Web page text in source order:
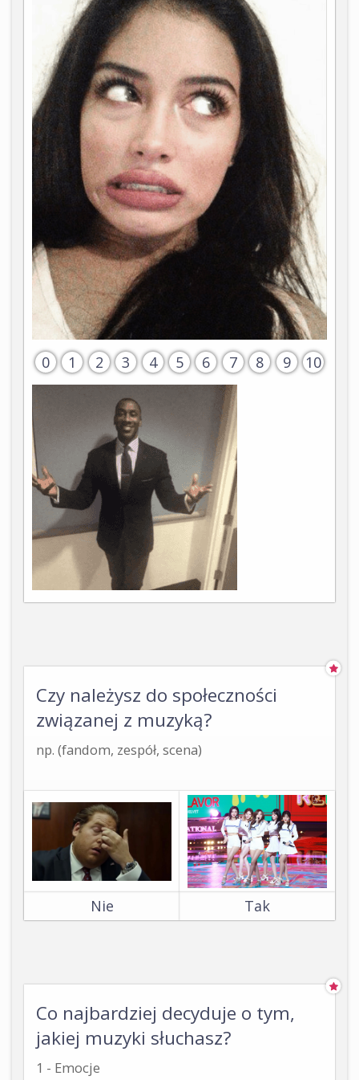
0 1 2 3 4 5 6 7 8 9 10
Czy należysz do społeczności
związanej z muzyką?
np. (fandom, zespół, scena)
Nie Tak
Co najbardziej decyduje o tym,
jakiej muzyki słuchasz?
1 - Emocje